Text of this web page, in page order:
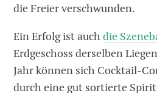
die Freier verschwunden.
Ein Erfolg ist auchdie
Erdgeschoss derselben
Jahr können sich Cocktail-
durch eine gut sortierte